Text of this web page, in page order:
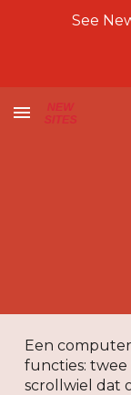
See
Een
functies:
scrollwiel dat